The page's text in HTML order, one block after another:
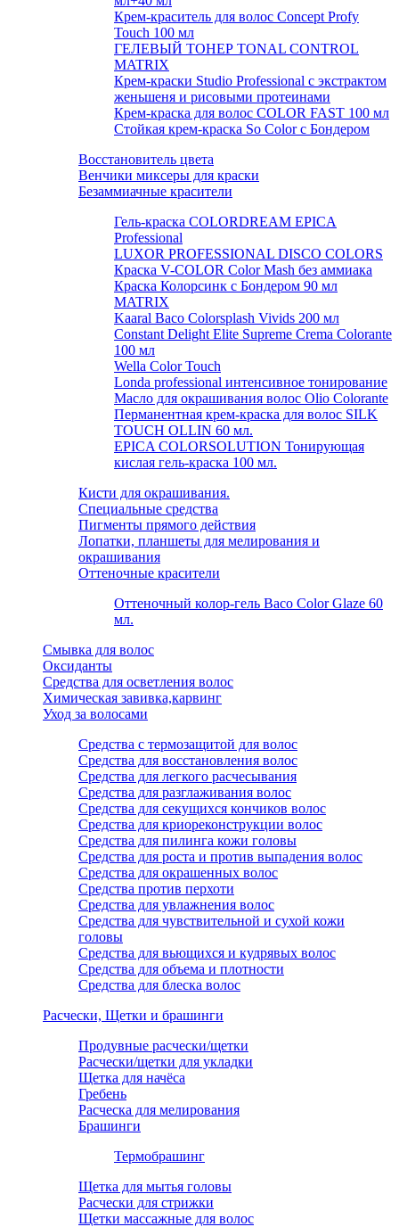
Крем-краситель для волос Concept Profy
Touch 100 мл
ГЕЛЕВЫЙ ТОНЕР TONAL CONTROL
MATRIX
Крем-краски Studio Professional с экстрактом
женьшеня и рисовыми протеинами
Крем-краска для волос COLOR FAST 100 мл
Стойкая крем-краска So Color с Бондером
Восстановитель цвета
Венчики миксеры для краски
Безаммиачные красители
Гель-краска COLORDREAM EPICA
Professional
LUXOR PROFESSIONAL DISCO COLORS
Краска V-COLOR Color Mash без аммиака
Краска Колорсинк с Бондером 90 мл
MATRIX
Kaaral Baco Colorsplash Vivids 200 мл
Constant Delight Elite Supreme Crema Colorante
100 мл
Wella Color Touch
Londa professional интенсивное тонирование
Масло для окрашивания волос Olio Colorante
Перманентная крем-краска для волос SILK
TOUCH OLLIN 60 мл.
EPICA COLORSOLUTION Тонирующая
кислая гель-краска 100 мл.
Кисти для окрашивания.
Специальные средства
Пигменты прямого действия
Лопатки, планшеты для мелирования и
окрашивания
Оттеночные красители
Оттеночный колор-гель Baco Color Glaze 60
мл.
Смывка для волос
Оксиданты
Средства для осветления волос
Химическая завивка,карвинг
Уход за волосами
Средства с термозащитой для волос
Средства для восстановления волос
Средства для легкого расчесывания
Средства для разглаживания волос
Средства для секущихся кончиков волос
Средства для криореконструкции волос
Средства для пилинга кожи головы
Средства для роста и против выпадения волос
Средства для окрашенных волос
Средства против перхоти
Средства для увлажнения волос
Средства для чувствительной и сухой кожи
головы
Средства для вьющихся и кудрявых волос
Средства для объема и плотности
Средства для блеска волос
Расчески, Щетки и брашинги
Продувные расчески/щетки
Расчески/щетки для укладки
Щетка для начёса
Гребень
Расческа для мелирования
Брашинги
Термобрашинг
Щетка для мытья головы
Расчески для стрижки
Щетки массажные для волос